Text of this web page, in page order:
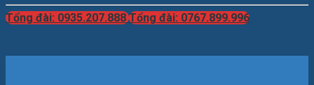
Tổng đài: 0935.207.888 Tổng đài: 0767.899.996